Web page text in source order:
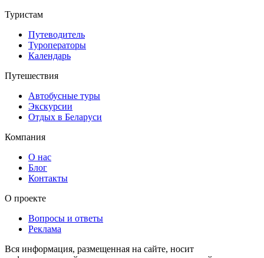
Туристам
Путеводитель
Туроператоры
Календарь
Путешествия
Автобусные туры
Экскурсии
Отдых в Беларуси
Компания
О нас
Блог
Контакты
О проекте
Вопросы и ответы
Реклама
Вся информация, размещенная на сайте, носит